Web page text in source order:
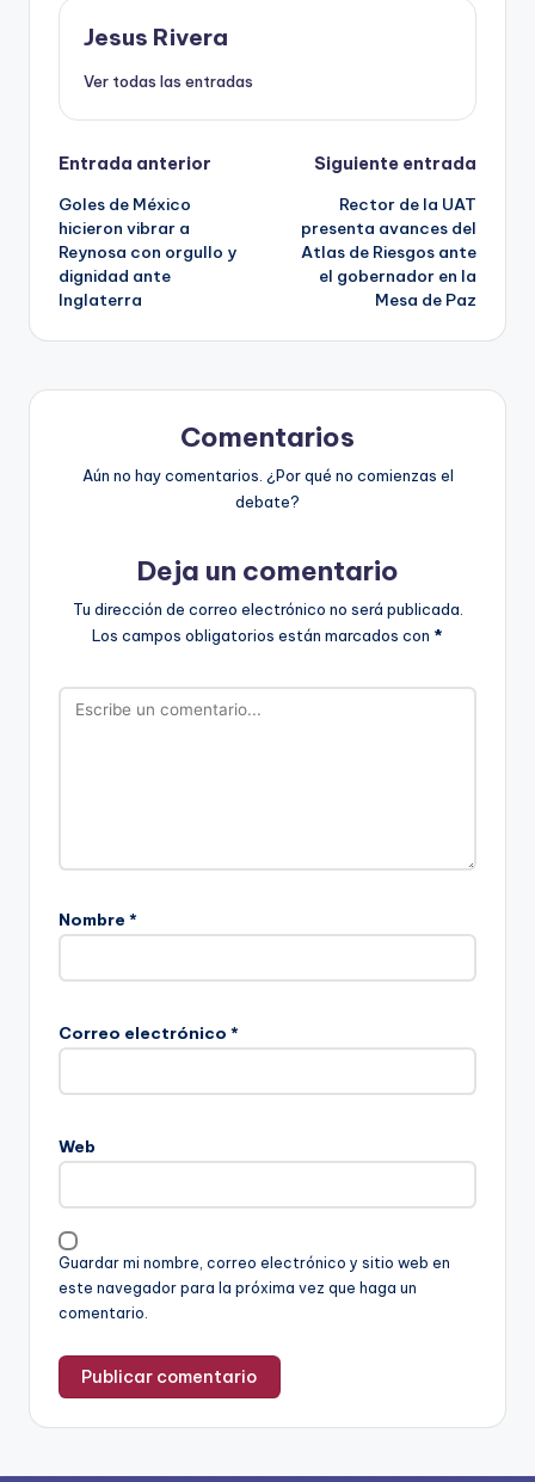
Jesus Rivera
Ver todas las entradas
Navegación
de
entradas
Entrada anterior
Goles de México
hicieron vibrar a
Reynosa con orgullo y
dignidad ante
Inglaterra
Siguiente entrada
Rector de la UAT
presenta avances del
Atlas de Riesgos ante
el gobernador en la
Mesa de Paz
Comentarios
Aún no hay comentarios. ¿Por qué no comienzas el
debate?
Deja un comentario
Tu dirección de correo electrónico no será publicada.
Los campos obligatorios están marcados con *
Nombre *
Correo electrónico *
Web
Guardar mi nombre, correo electrónico y sitio web en
este navegador para la próxima vez que haga un
comentario.